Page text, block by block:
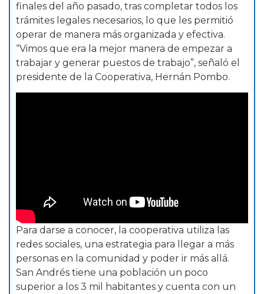
finales del año pasado, tras completar todos los
trámites legales necesarios, lo que les permitió
operar de manera más organizada y efectiva.
“Vimos que era la mejor manera de empezar a
trabajar y generar puestos de trabajo”, señaló el
presidente de la Cooperativa, Hernán Pombo.
Para darse a conocer, la cooperativa utiliza las
redes sociales, una estrategia para llegar a más
personas en la comunidad y poder ir más allá.
San Andrés tiene una población un poco
superior a los 3 mil habitantes y cuenta con un